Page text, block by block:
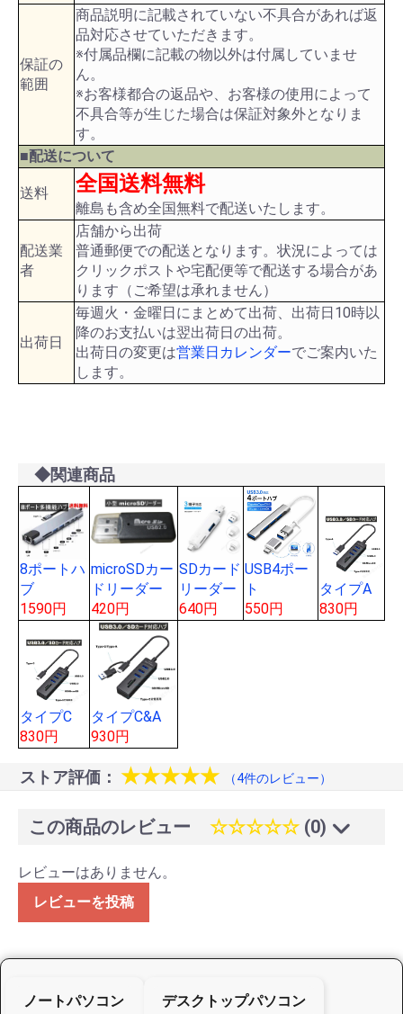
保証の
範囲
商品説明に記載されていない不具合があれば返
品対応させていただきます。
※付属品欄に記載の物以外は付属していませ
ん。
※お客様都合の返品や、お客様の使用によって
不具合等が生じた場合は保証対象外となりま
す。
■配送について
送料 全国送料無料
離島も含め全国無料で配送いたします。
配送業
者
店舗から出荷
普通郵便での配送となります。状況によっては
クリックポストや宅配便等で配送する場合があ
ります（ご希望は承れません）
出荷日
毎週火・金曜日にまとめて出荷、出荷日10時以
降のお支払いは翌出荷日の出荷。
出荷日の変更は営業日カレンダーでご案内いた
します。
◆関連商品
8ポートハ
ブ
1590円
microSDカー
ドリーダー
420円
SDカード
リーダー
640円
USB4ポー
ト
550円
タイプA
830円
タイプC
830円
タイプC&A
930円
ストア評価： ★★★★★ （4件のレビュー）
この商品のレビュー ☆☆☆☆☆ (0)
レビューはありません。
レビューを投稿
ノートパソコン デスクトップパソコン